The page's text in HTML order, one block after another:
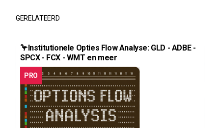
GERELATEERD
🦩Institutionele Opties Flow Analyse: GLD - ADBE -
SPCX - FCX - WMT en meer
PRO